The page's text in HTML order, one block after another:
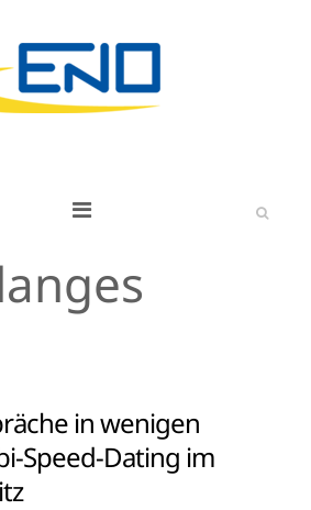
in wenigen
Speed-Dating im